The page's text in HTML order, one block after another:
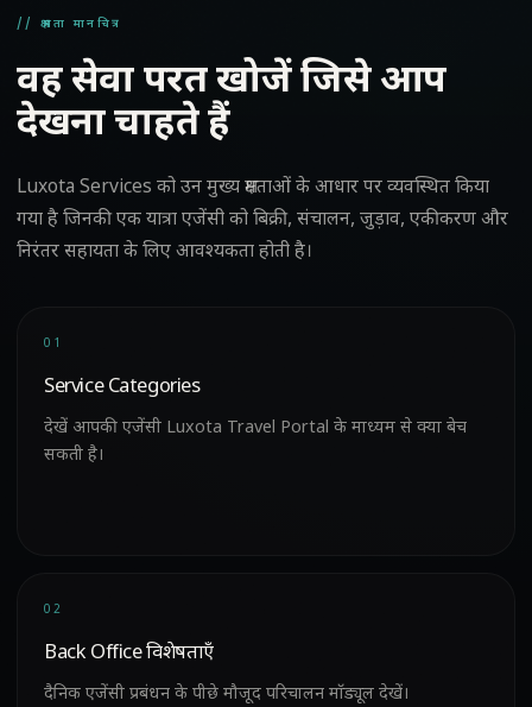
// क्षमता मानचित्र
वह सेवा परत खोजें जिसे आप
देखना चाहते हैं
Luxota Services को उन मुख्य क्षमताओं के आधार पर व्यवस्थित किया
गया है जिनकी एक यात्रा एजेंसी को बिक्री, संचालन, जुड़ाव, एकीकरण और
निरंतर सहायता के लिए आवश्यकता होती है।
01
Service Categories
देखें आपकी एजेंसी Luxota Travel Portal के माध्यम से क्या बेच
सकती है।
02
Back Office विशेषताएँ
दैनिक एजेंसी प्रबंधन के पीछे मौजूद परिचालन मॉड्यूल देखें।